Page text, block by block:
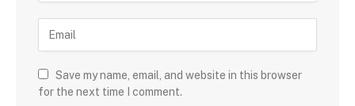
Save my name, email, and website in this browser
for the next time I comment.